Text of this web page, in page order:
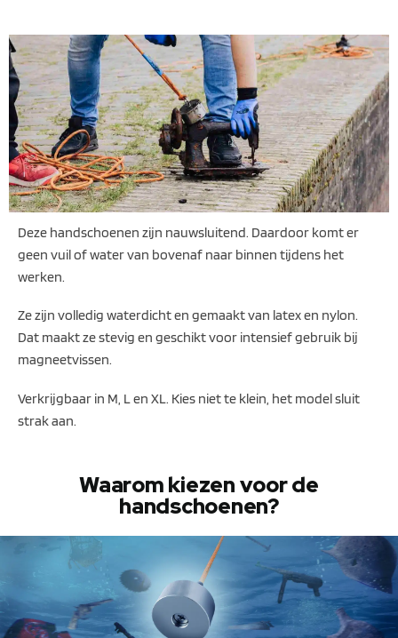
Deze handschoenen zijn nauwsluitend. Daardoor komt er
geen vuil of water van bovenaf naar binnen tijdens het
werken.
Ze zijn volledig waterdicht en gemaakt van latex en nylon.
Dat maakt ze stevig en geschikt voor intensief gebruik bij
magneetvissen.
Verkrijgbaar in M, L en XL. Kies niet te klein, het model sluit
strak aan.
Waarom kiezen voor de
handschoenen?